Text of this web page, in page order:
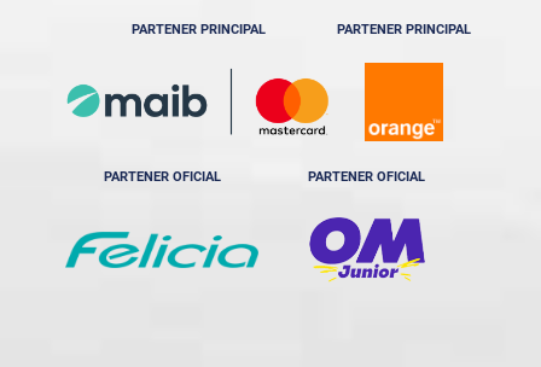
PARTENER PRINCIPAL PARTENER PRINCIPAL
PARTENER OFICIAL PARTENER OFICIAL